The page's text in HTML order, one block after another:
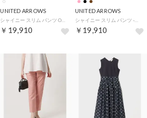
UNITED ARROWS
￥19,910
UNITED ARROWS
シャイニー スリム パンツ ‐ストレッチ ウォッシャブル‐ （DK.BROWN）
￥19,910